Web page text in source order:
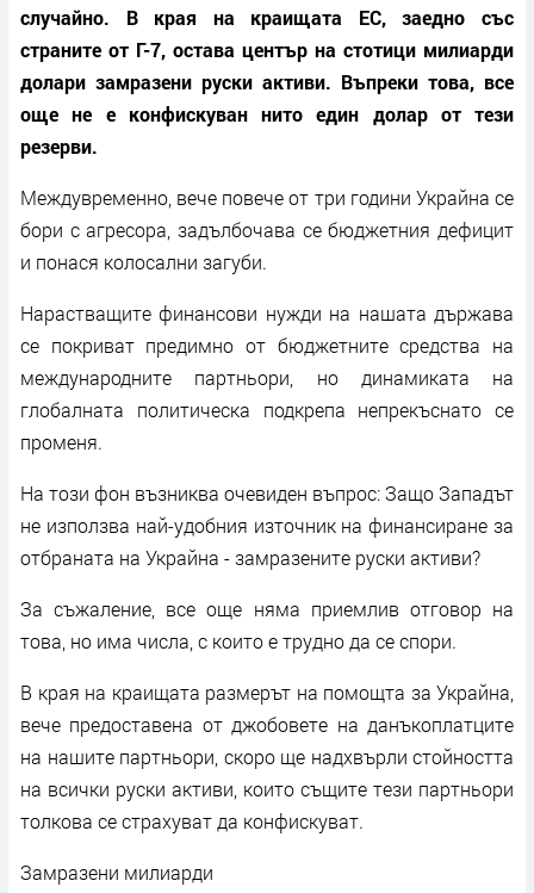
случайно. В края на краищата ЕС, заедно със
страните от Г-7, остава център на стотици милиарди
долари замразени руски активи. Въпреки това, все
още не е конфискуван нито един долар от тези
резерви.
Междувременно, вече повече от три години Украйна се
бори с агресора, задълбочава се бюджетния дефицит
и понася колосални загуби.
Нарастващите финансови нужди на нашата държава
се покриват предимно от бюджетните средства на
международните партньори, но динамиката на
глобалната политическа подкрепа непрекъснато се
променя.
На този фон възниква очевиден въпрос: Защо Западът
не използва най-удобния източник на финансиране за
отбраната на Украйна - замразените руски активи?
За съжаление, все още няма приемлив отговор на
това, но има числа, с които е трудно да се спори.
В края на краищата размерът на помощта за Украйна,
вече предоставена от джобовете на данъкоплатците
на нашите партньори, скоро ще надхвърли стойността
на всички руски активи, които същите тези партньори
толкова се страхуват да конфискуват.
Замразени милиарди